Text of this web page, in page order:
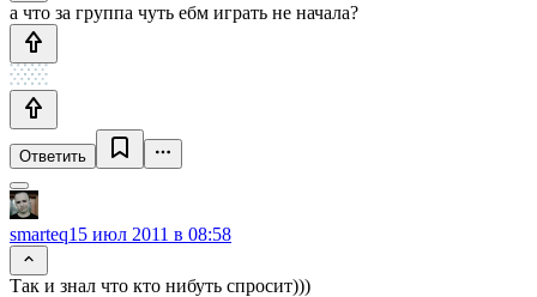
а что за группа чуть ебм играть не начала?
Ответить
smarteq15 июл 2011 в 08:58
Так и знал что кто нибуть спросит)))